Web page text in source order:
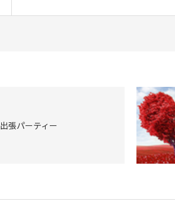
出張パーティー